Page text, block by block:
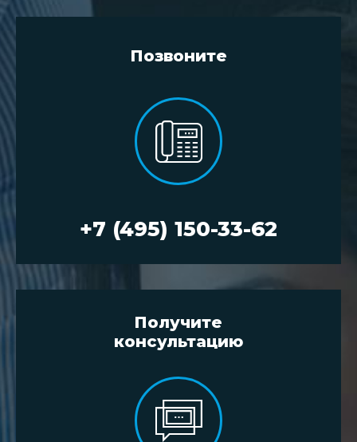
Позвоните
+7 (495) 150-33-62
Получите
консультацию